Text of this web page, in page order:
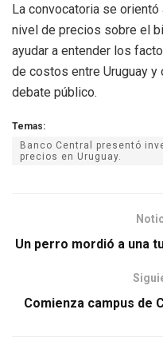
La convocatoria se
nivel de precios sobre el
ayudar a entender los
de costos entre Uruguay
debate público.
Temas:
Banco Central presentó
precios en Uruguay.
Un perro mordió a una
Comienza campus de